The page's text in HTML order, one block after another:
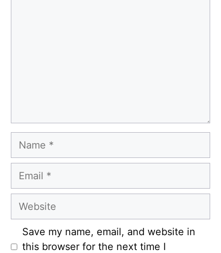
Name
Email
Website
Save my name, email, and website in
this browser for the next time I